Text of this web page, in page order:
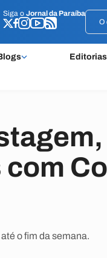
Siga o Jornal da Paraíba
Editorias
Siga o Jornal da Paraíba
o fim da semana.